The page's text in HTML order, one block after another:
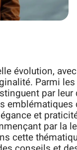
évolution,
Parmi
par
emblématiques
et
par la
cette